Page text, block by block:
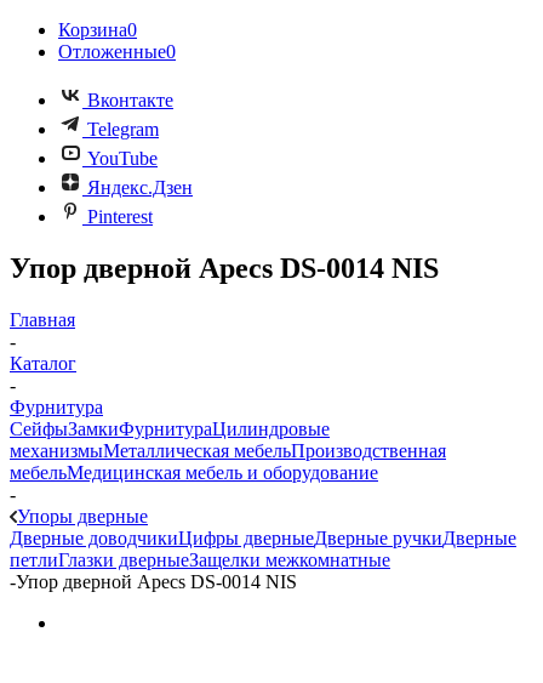
Корзина0
Отложенные0
Вконтакте
Telegram
YouTube
Яндекс.Дзен
Pinterest
Упор дверной Apecs DS-0014 NIS
Главная
-
Каталог
-
Фурнитура
СейфыЗамкиФурнитураЦилиндровые
механизмыМеталлическая мебельПроизводственная
мебельМедицинская мебель и оборудование
-
Упоры дверные
Дверные доводчикиЦифры дверныеДверные ручкиДверные
петлиГлазки дверныеЗащелки межкомнатные
-Упор дверной Apecs DS-0014 NIS